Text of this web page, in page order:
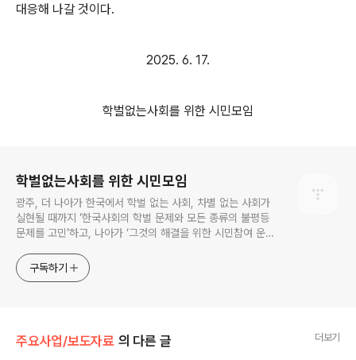
대응해 나갈 것이다.
2025. 6. 17.
학벌없는사회를 위한 시민모임
학벌없는사회를 위한 시민모임
광주, 더 나아가 한국에서 학벌 없는 사회, 차별 없는 사회가
실현될 때까지 ‘한국사회의 학벌 문제와 모든 종류의 불평등
문제를 고민’하고, 나아가 ‘그것의 해결을 위한 시민참여 운
구독하기
주요사업/보도자료 의 다른 글 더보기